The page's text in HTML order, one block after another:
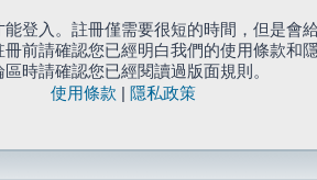
能登入。註冊僅需要很短的時間，但是會
冊前請確認您已經明白我們的使用條款和
時請確認您已經閱讀過版面規則。
使用條款
隱私政策